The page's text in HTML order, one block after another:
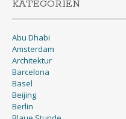
KATEGORIEN
Abu Dhabi
Amsterdam
Architektur
Barcelona
Basel
Beijing
Berlin